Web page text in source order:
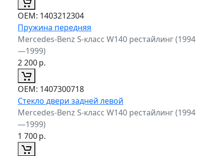
ОЕМ: 1403212304
Пружина передняя
Mercedes-Benz S-класс W140 рестайлинг (1994
—1999)
2 200р.
ОЕМ: 1407300718
Стекло двери задней левой
Mercedes-Benz S-класс W140 рестайлинг (1994
—1999)
1 700р.